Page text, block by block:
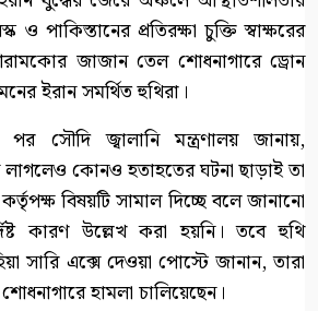
পাকিস্তানের প্রতিরক্ষা চুক্তি স্বাক্ষরের
জাজান তেল শোধনাগারে ড্রোন
ইরান সমর্থিত হুথিরা।
সৌদি জ্বালানি মন্ত্রণালয় জানায়,
কোনও হতাহতের ঘটনা ছাড়াই তা
বিষয়টি সামাল দিচ্ছে বলে জানানো
কারণ উল্লেখ করা হয়নি। তবে হুথি
সারি এক্সে দেওয়া পোস্টে জানান, তারা
হামলা চালিয়েছেন।